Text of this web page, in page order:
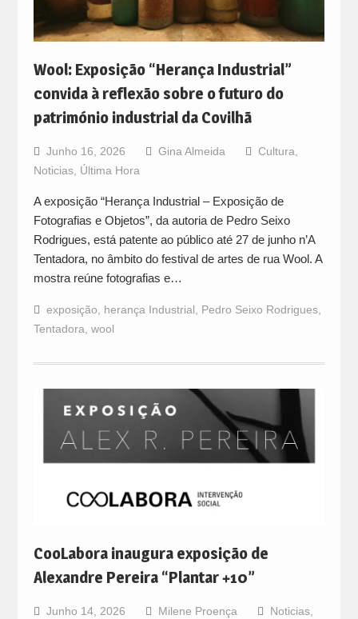
Wool: Exposição “Herança Industrial”
convida à reflexão sobre o futuro do
património industrial da Covilhã
Junho 16, 2026 Gina Almeida Cultura
Noticias, Última Hora
A exposição “Herança Industrial – Exposição de
Fotografias e Objetos”, da autoria de Pedro Seixo
Rodrigues, está patente ao público até 27 de junho n’A
Tentadora, no âmbito do festival de artes de rua Wool. A
mostra reúne fotografias e…
exposição herança Industrial Pedro Seixo Rodrigues,
Tentadora wool
CooLabora inaugura exposição de
Alexandre Pereira “Plantar +10”
Junho 14, 2026 Milene Proença Noticias,